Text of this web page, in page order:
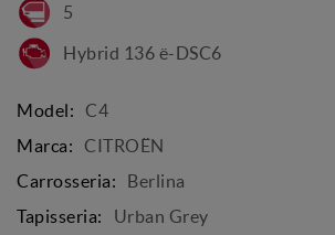
5
Hybrid 136 ë-DSC6
Model:
C4
Marca:
CITROËN
Carrosseria:
Berlina
Tapisseria:
Urban Grey